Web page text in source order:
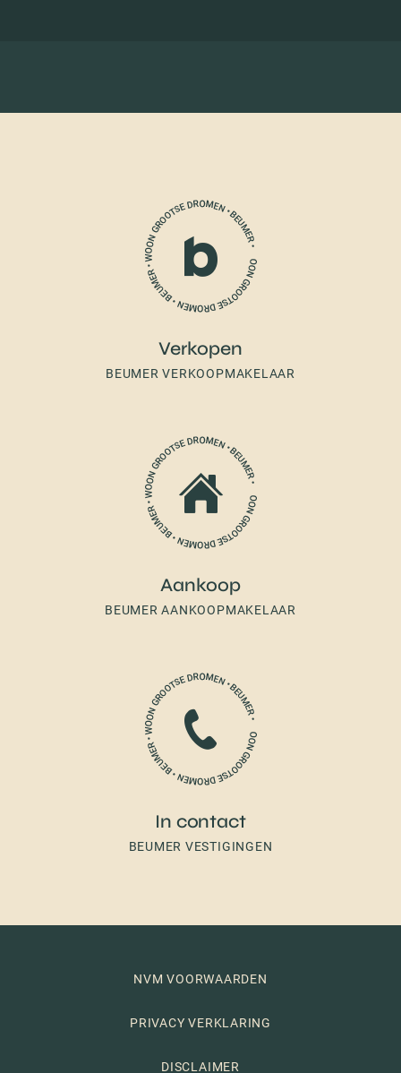
Verkopen
BEUMER VERKOOPMAKELAAR
Aankoop
BEUMER AANKOOPMAKELAAR
In contact
BEUMER VESTIGINGEN
NVM VOORWAARDEN
PRIVACY VERKLARING
DISCLAIMER